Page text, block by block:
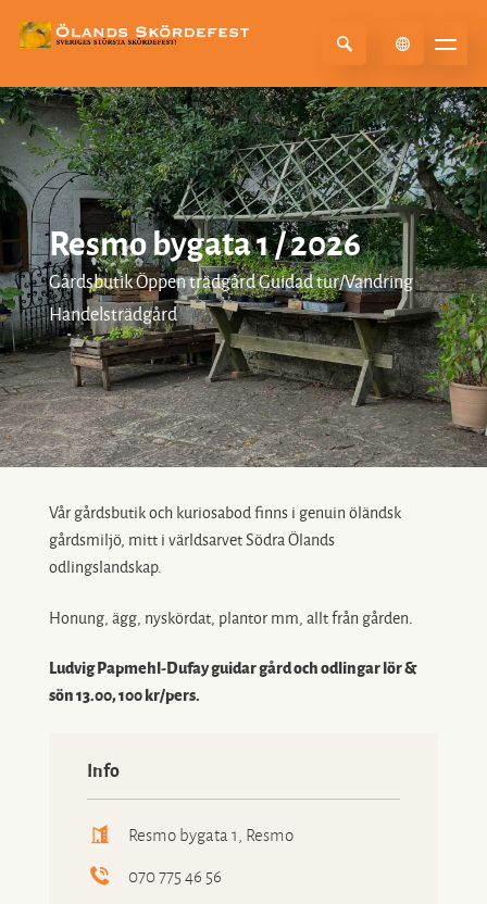
Select Language▼
Resmo bygata 1 / 2026
Gårdsbutik Öppen trädgård Guidad tur/Vandring
Handelsträdgård
Vår gårdsbutik och kuriosabod finns i genuin öländsk
gårdsmiljö, mitt i världsarvet Södra Ölands
odlingslandskap.
Honung, ägg, nyskördat, plantor mm, allt från gården.
Ludvig Papmehl-Dufay guidar gård och odlingar lör &
sön 13.00, 100 kr/pers.
Info
Resmo bygata 1, Resmo
070 775 46 56